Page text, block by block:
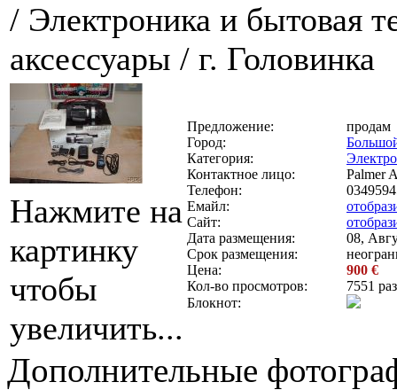
/ Электроника и бытовая
аксессуары / г. Головинка
Нажмите на
картинку
чтобы
увеличить...
Предложение:
продам
Город:
Категория:
Контактное лицо:
Palmer
Телефон:
Емайл:
Сайт:
Дата размещения:
08,
Срок размещения:
Цена:
900 €
Кол-во просмотров:
7551 раз
Блокнот:
Дополнительные